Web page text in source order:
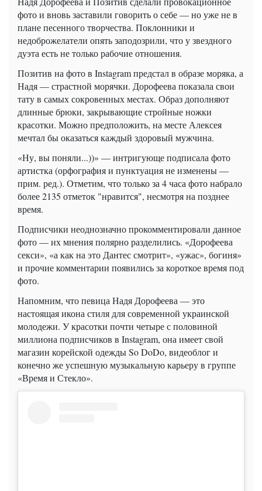
фото и вновь заставили говорить о себе — но уже не в
плане песенного творчества. Поклонники и
недоброжелатели опять заподозрили, что у звездного
дуэта есть не только рабочие отношения.
Позитив на фото в Instagram предстал в образе моряка, а
Надя — страстной морячки. Дорофеева показала свои
тату в самых сокровенных местах. Образ дополняют
длинные брюки, закрывающие стройные ножки
красотки. Можно предположить, на месте Алексея
мечтал бы оказаться каждый здоровый мужчина.
«Ну, вы поняли...))» — интригующе подписала фото
артистка (орфография и пунктуация не изменены —
прим. ред.). Отметим, что только за 4 часа фото набрало
более 2135 отметок "нравится", несмотря на позднее
время.
Подписчики неоднозначно прокомментировали данное
фото — их мнения полярно разделились. «Дорофеева
секси», «а как на это Дантес смотрит», «ужас», богиня»
и прочие комментарии появились за короткое время под
фото.
Напомним, что певица Надя Дорофеева — это
настоящая икона стиля для современной украинской
молодежи. У красотки почти четыре с половиной
миллиона подписчиков в Instagram, она имеет свой
магазин корейской одежды So DoDo, видеоблог и
конечно же успешную музыкальную карьеру в группе
«Время и Стекло».